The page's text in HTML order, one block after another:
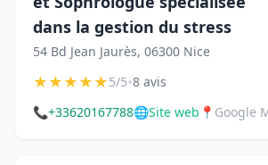
dans la gestion du stress
54 Bd Jean Jaurès, 06300 Nice
★★★★★5/5•8 avis
📞+33620167788🌐Site web 📍 Google